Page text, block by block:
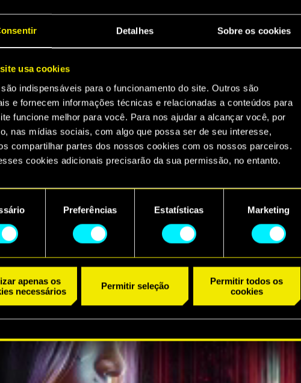
Detalhes Sobre os cookies
usa cookies
indispensáveis para o funcionamento do site. Outros são
e fornecem informações técnicas e relacionadas a conteúdos para
funcione melhor para você. Para nos ajudar a alcançar você, por
nas mídias sociais, com algo que possa ser de seu interesse,
compartilhar partes dos nossos cookies com os nossos parceiros.
cookies adicionais precisarão da sua permissão, no entanto.
todos os detalhes sobre o uso de cookies e poderá ajustar as
no menu "Configurações" abaixo.
Preferências Estatísticas Marketing
apenas os
necessários
Permitir seleção
Permitir todos os
cookies
2077